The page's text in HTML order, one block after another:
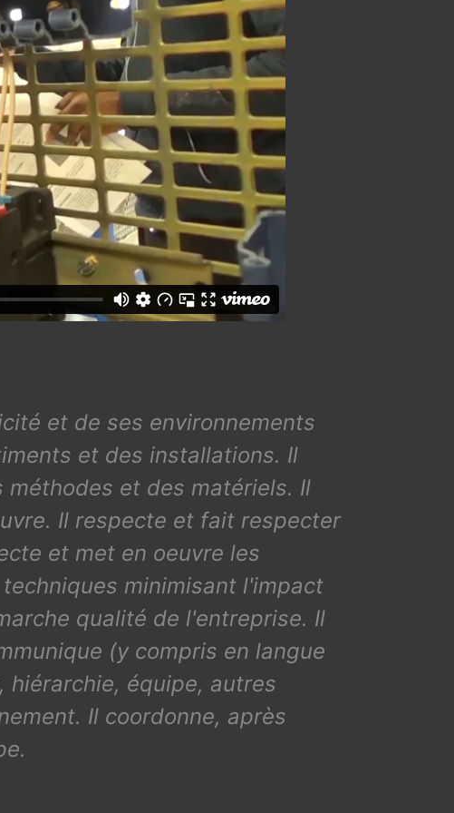
et de ses environnements
et des installations. Il
et des matériels. Il
Il respecte et fait respecter
et met en oeuvre les
minimisant l'impact
qualité de l'entreprise. Il
(y compris en langue
hiérarchie, équipe, autres
Il coordonne, après